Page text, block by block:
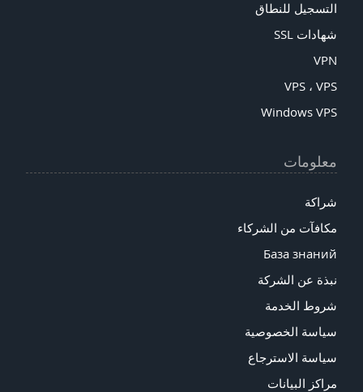
التسجيل للنطاق
شهادات SSL
VPN
VPS ، VPS
Windows VPS
معلومات
شراكة
مكافآت من الشركاء
База знаний
نبذة عن الشركة
شروط الخدمة
سياسة الخصوصية
سياسة الاسترجاع
مراكز البيانات